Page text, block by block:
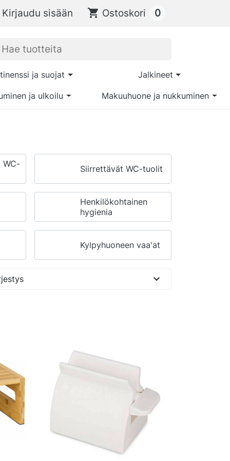
Kirjaudu sisään shopping_cart Ostoskori 0
ja suojat Jalkineet
ja ulkoilu Makuuhuone ja nukkuminen
WC-
Siirrettävät WC-tuolit
Henkilökohtainen
hygienia
Kylpyhuoneen vaa'at
expand_more